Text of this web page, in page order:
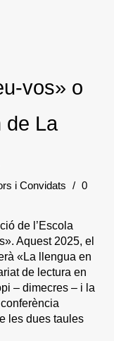
vos» o
de La
i Convidats / 0
de l’Escola
Aquest 2025, el
«La llengua en
de lectura en
– dimecres – i la
les dues taules